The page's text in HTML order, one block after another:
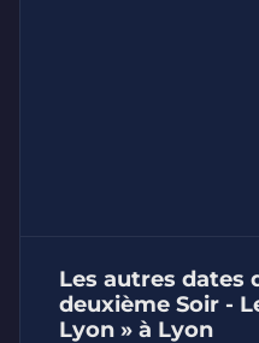
Les autres dates
deuxième Soir -
Lyon » à Lyon